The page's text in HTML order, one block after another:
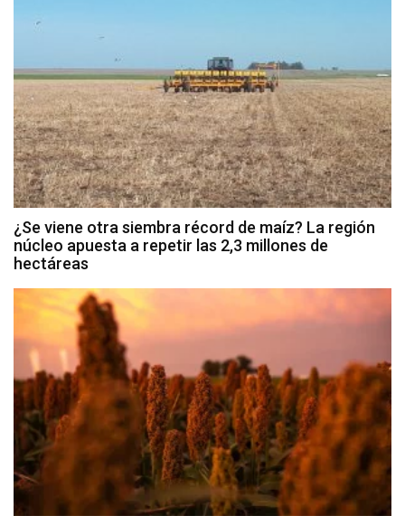
¿Se viene otra siembra récord de maíz? La región
núcleo apuesta a repetir las 2,3 millones de
hectáreas